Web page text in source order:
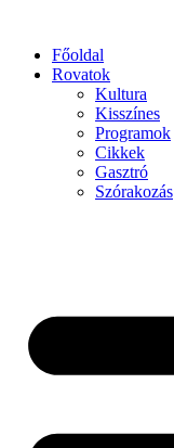
Főoldal
Rovatok
Kultura
Kisszínes
Programok
Cikkek
Gasztró
Szórakozás